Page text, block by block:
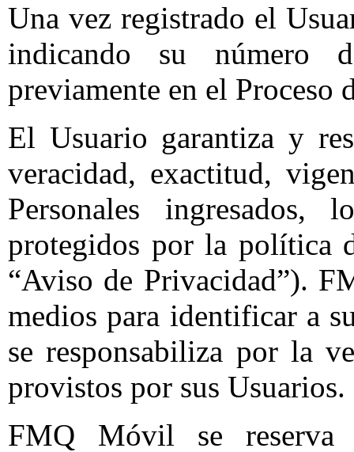
Una vez registrado el
indicando su número
previamente en el Proceso
El Usuario garantiza y
veracidad, exactitud,
Personales ingresados,
protegidos por la política
“Aviso de Privacidad”).
medios para identificar a
se responsabiliza por la
provistos por sus Usuarios.
FMQ Móvil se reserva